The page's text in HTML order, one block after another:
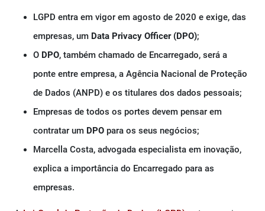
LGPD entra em vigor em agosto de 2020 e exige, das
empresas, um Data Privacy Officer (DPO);
O DPO, também chamado de Encarregado, será a
ponte entre empresa, a Agência Nacional de Proteção
de Dados (ANPD) e os titulares dos dados pessoais;
Empresas de todos os portes devem pensar em
contratar um DPO para os seus negócios;
Marcella Costa, advogada especialista em inovação,
explica a importância do Encarregado para as
empresas.